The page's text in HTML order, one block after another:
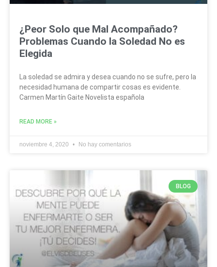
¿Peor Solo que Mal Acompañado?
Problemas Cuando la Soledad No es
Elegida
La soledad se admira y desea cuando no se sufre, pero la
necesidad humana de compartir cosas es evidente.
Carmen Martín Gaite Novelista española
READ MORE »
noviembre 4, 2020 No hay comentarios
BLOG